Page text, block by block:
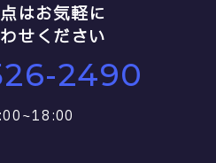
はお気軽に
せください
2490